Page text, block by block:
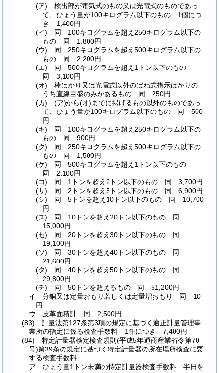
(ア)
検出部が電気式のもの又は光電式のものであっ
て、ひょう量が100キログラム以下のもの 1個につ
き 1,400円
(イ)
同 100キログラムを超え250キログラム以下の
もの 同 1,800円
(ウ)
同 250キログラムを超え500キログラム以下の
もの 同 2,200円
(エ)
同 500キログラムを超え1トン以下のもの
同 3,100円
(オ)
棒はかり又は光電式以外のばね式指示はかりの
うち直線目盛のみがあるもの 同 250円
(カ)
(ア)から(オ) までに掲げるもの以外のものであっ
て、ひょう量が100キログラム以下のもの 同 500
円
(キ)
同 100キログラムを超え250キログラム以下の
もの 同 900円
(ク)
同 250キログラムを超え500キログラム以下の
もの 同 1,500円
(ケ)
同 500キログラムを超え1トン以下のもの
同 2,100円
(コ)
同 1トンを超え2トン以下のもの 同 3,700円
(サ)
同 2トンを超え5トン以下のもの 同 6,900円
(シ)
同 5トンを超え10トン以下のもの 同 10,700
円
(ス)
同 10トンを超え20トン以下のもの 同
15,000円
(セ)
同 20トンを超え30トン以下のもの 同
19,100円
(ソ)
同 30トンを超え40トン以下のもの 同
21,600円
(タ)
同 40トンを超え50トン以下のもの 同
29,800円
(チ)
同 50トンを超えるもの 同 51,200円
イ
分銅又は定量おもり若しくは定量増おもり 同 10
円
ウ
皮革面積計 同 2,500円
(83)
計量法第127条第3項の規定に基づく適正計量管理事
業所の指定に係る検査手数料 1件につき 7,400円
(84)
特定計量器検定検査規則 (平成5年通商産業省令第70
号)第39条の規定に基づく特定計量器の所在場所検査に要
する検査手数料
ア
ひょう量1トン未満の特定計量器検査手数料 半日を